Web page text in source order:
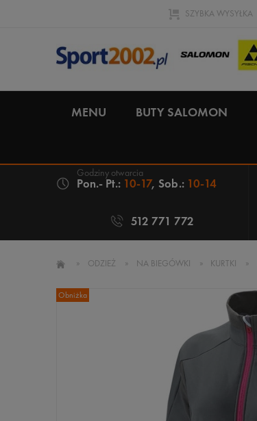
SZYBKA WYSYŁKA
MENU BUTY SALOMON
Pon.- Pt.: 10-17, Sob.: 10-14
512 771 772
» ODZIEŻ » NA BIEGÓWKI » KURTKI »
Obniżka